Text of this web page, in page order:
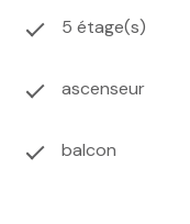
5 étage(s)
ascenseur
balcon